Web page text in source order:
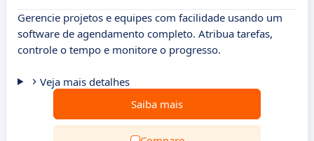
Gerencie projetos e equipes com facilidade usando um
software de agendamento completo. Atribua tarefas,
controle o tempo e monitore o progresso.
Veja mais detalhes
Saiba mais